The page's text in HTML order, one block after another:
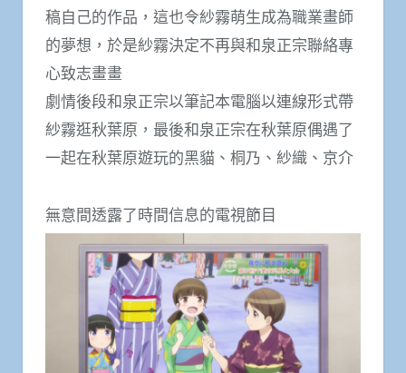
稿自己的作品，這也令紗霧萌生成為職業畫師
的夢想，於是紗霧決定不再與和泉正宗聯絡專
心致志畫畫
劇情後段和泉正宗以筆記本電腦以連線形式帶
紗霧逛秋葉原，最後和泉正宗在秋葉原偶遇了
一起在秋葉原遊玩的黑貓、桐乃、紗織、京介
無意間透露了時間信息的電視節目